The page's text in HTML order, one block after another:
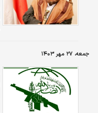
جمعه، ۲۷ مهر ۱۴۰۳